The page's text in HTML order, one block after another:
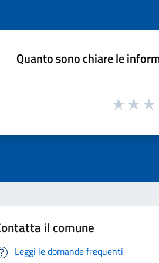
Quanto sono chiare le
il comune
Leggi le domande frequenti